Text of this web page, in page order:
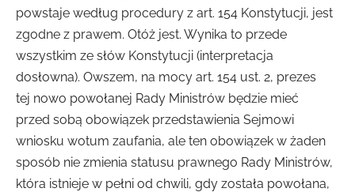
powstaje według procedury z art. 154 Konstytucji, jest
zgodne z prawem. Otóż jest. Wynika to przede
wszystkim ze słów Konstytucji (interpretacja
dosłowna). Owszem, na mocy art. 154 ust. 2, prezes
tej nowo powołanej Rady Ministrów będzie mieć
przed sobą obowiązek przedstawienia Sejmowi
wniosku wotum zaufania, ale ten obowiązek w żaden
sposób nie zmienia statusu prawnego Rady Ministrów,
która istnieje w pełni od chwili, gdy została powołana,